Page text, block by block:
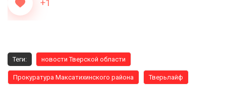
+1
Теги: новости Тверской области
Прокуратура Максатихинского района Тверьлайф